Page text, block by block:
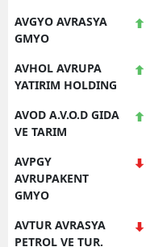
AVGYO AVRASYA
GMYO
AVHOL AVRUPA
YATIRIM HOLDING
AVOD A.V.O.D GIDA
VE TARIM
AVPGY
AVRUPAKENT
GMYO
AVTUR AVRASYA
PETROL VE TUR.